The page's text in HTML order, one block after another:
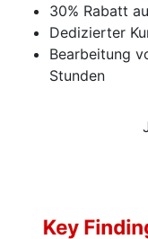
30% Rabatt
Dedizierter
Bearbeitung
Stunden